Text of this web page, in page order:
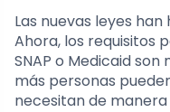
Las nuevas leyes
Ahora, los requisitos
SNAP o Medicaid son
más personas
necesitan de